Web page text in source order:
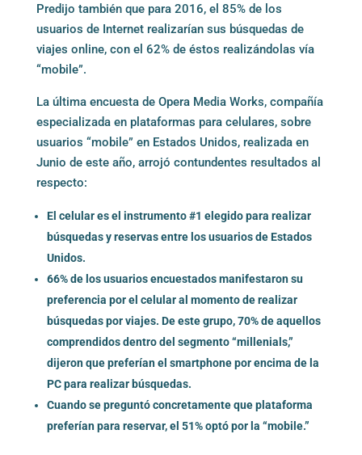
Predijo también que para 2016, el 85% de los
usuarios de Internet realizarían sus búsquedas de
viajes online, con el 62% de éstos realizándolas vía
“mobile”.
La última encuesta de Opera Media Works, compañía
especializada en plataformas para celulares, sobre
usuarios “mobile” en Estados Unidos, realizada en
Junio de este año, arrojó contundentes resultados al
respecto:
El celular es el instrumento #1 elegido para realizar
búsquedas y reservas entre los usuarios de Estados
Unidos.
66% de los usuarios encuestados manifestaron su
preferencia por el celular al momento de realizar
búsquedas por viajes. De este grupo, 70% de aquellos
comprendidos dentro del segmento “millenials,”
dijeron que preferían el smartphone por encima de la
PC para realizar búsquedas.
Cuando se preguntó concretamente que plataforma
preferían para reservar, el 51% optó por la “mobile.”